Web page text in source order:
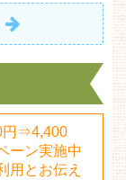
円⇒4,400
ーン実施中
用とお伝え